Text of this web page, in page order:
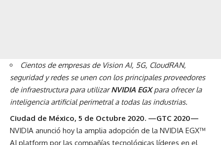
Cientos de empresas de Vision AI, 5G, CloudRAN,
seguridad y redes se unen con los principales proveedores
de infraestructura para utilizarNVIDIA EGXpara ofrecer la
inteligencia artificial perimetral a todas las industrias.
Ciudad de México, 5 de Octubre 2020. —GTC 2020—
NVIDIA anunció hoy la amplia adopción de la NVIDIA EGX™
AI platform por las compañías tecnológicas líderes en el